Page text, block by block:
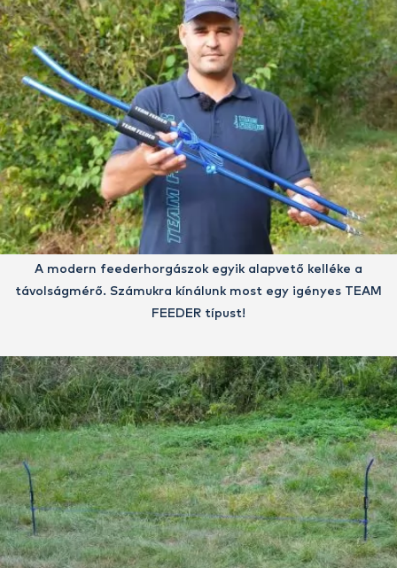
A modern feederhorgászok egyik alapvető kelléke a
távolságmérő. Számukra kínálunk most egy igényes TEAM
FEEDER típust!